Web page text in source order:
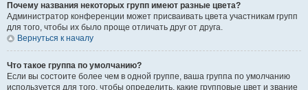
Почему названия некоторых групп имеют разные цвета?
Администратор конференции может присваивать цвета участникам групп
для того, чтобы их было проще отличать друг от друга.
Вернуться к началу
Что такое группа по умолчанию?
Если вы состоите более чем в одной группе, ваша группа по умолчанию
используется для того, чтобы определить, какие групповые цвет и звание